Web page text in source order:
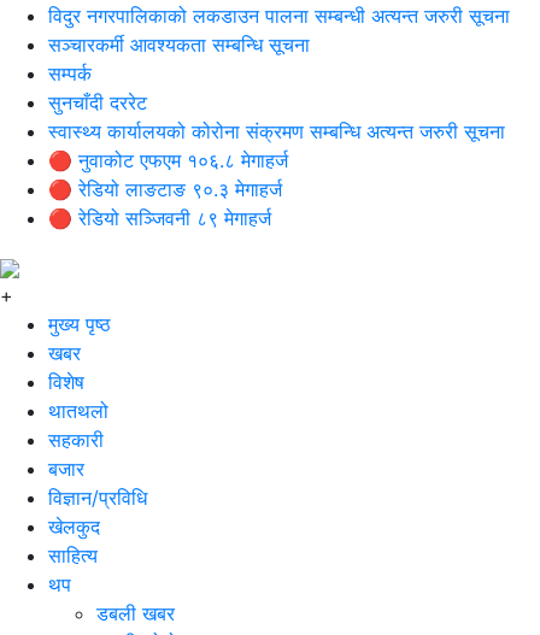
विदुर नगरपालिकाको लकडाउन पालना सम्बन्धी अत्यन्त जरुरी सूचना
सञ्चारकर्मी आवश्यकता सम्बन्धि सूचना
सम्पर्क
सुनचाँदी दररेट
स्वास्थ्य कार्यालयको कोरोना संक्रमण सम्बन्धि अत्यन्त जरुरी सूचना
🔴 नुवाकोट एफएम १०६.८ मेगाहर्ज
🔴 रेडियो लाङटाङ ९०.३ मेगाहर्ज
🔴 रेडियो सञ्जिवनी ८९ मेगाहर्ज
+
मुख्य पृष्ठ
खबर
विशेष
थातथलो
सहकारी
बजार
विज्ञान/प्रविधि
खेलकुद
साहित्य
थप
डबली खबर